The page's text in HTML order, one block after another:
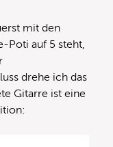
mit den
Poti auf 5 steht,
drehe ich das
Gitarre ist eine